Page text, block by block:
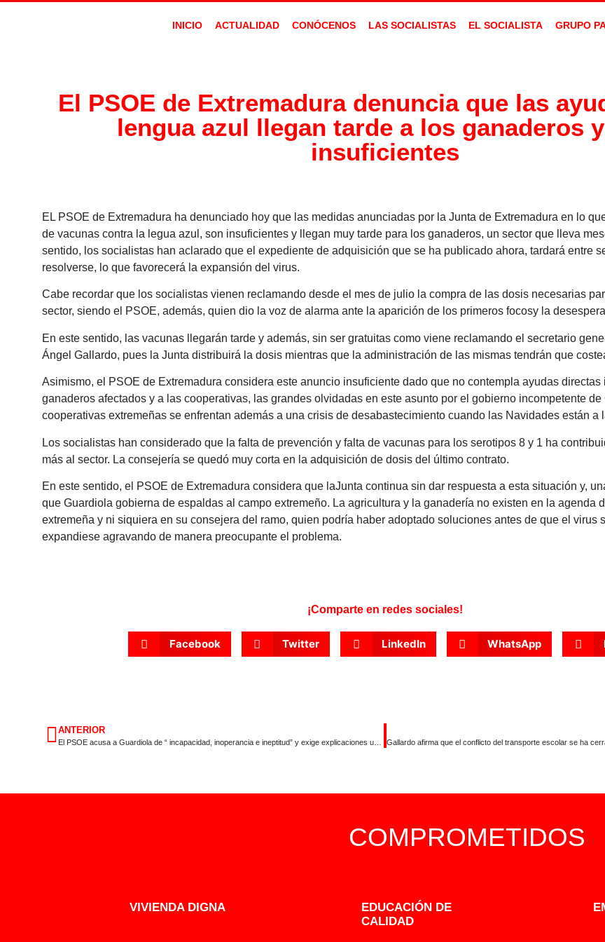
INICIO ACTUALIDAD CONÓCENOS LAS SOCIALISTAS EL SOCIALISTA GRUPO
El PSOE de Extremadura denuncia que las
lengua azul llegan tarde a los ganaderos
insuficientes
EL PSOE de Extremadura ha denunciado hoy que las medidas anunciadas por la Junta de Extremadura en lo
de vacunas contra la legua azul, son insuficientes y llegan muy tarde para los ganaderos, un sector que lleva
sentido, los socialistas han aclarado que el expediente de adquisición que se ha publicado ahora, tardará entre
resolverse, lo que favorecerá la expansión del virus.
Cabe recordar que los socialistas vienen reclamando desde el mes de julio la compra de las dosis necesarias
sector, siendo el PSOE, además, quien dio la voz de alarma ante la aparición de los primeros focosy la
En este sentido, las vacunas llegarán tarde y además, sin ser gratuitas como viene reclamando el secretario
Ángel Gallardo, pues la Junta distribuirá la dosis mientras que la administración de las mismas tendrán que
Asimismo, el PSOE de Extremadura considera este anuncio insuficiente dado que no contempla ayudas directas
ganaderos afectados y a las cooperativas, las grandes olvidadas en este asunto por el gobierno incompetente
cooperativas extremeñas se enfrentan además a una crisis de desabastecimiento cuando las Navidades están a
Los socialistas han considerado que la falta de prevención y falta de vacunas para los serotipos 8 y 1 ha
más al sector. La consejería se quedó muy corta en la adquisición de dosis del último contrato.
En este sentido, el PSOE de Extremadura considera que laJunta continua sin dar respuesta a esta situación y,
que Guardiola gobierna de espaldas al campo extremeño. La agricultura y la ganadería no existen en la agenda
extremeña y ni siquiera en su consejera del ramo, quien podría haber adoptado soluciones antes de que el virus
expandiese agravando de manera preocupante el problema.
¡Comparte en redes sociales!
Facebook Twitter LinkedIn WhatsApp
ANTERIOR
COMPROMETIDOS
VIVIENDA DIGNA
EDUCACIÓN DE
CALIDAD